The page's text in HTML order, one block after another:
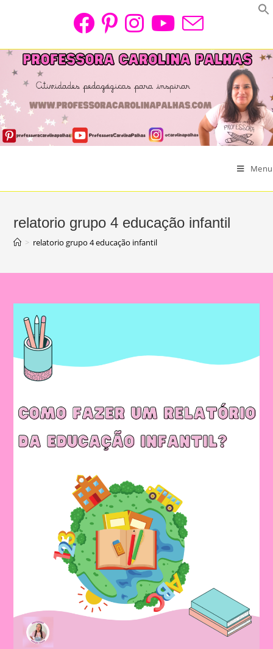
Menu
relatorio grupo 4 educação infantil
> relatorio grupo 4 educação infantil